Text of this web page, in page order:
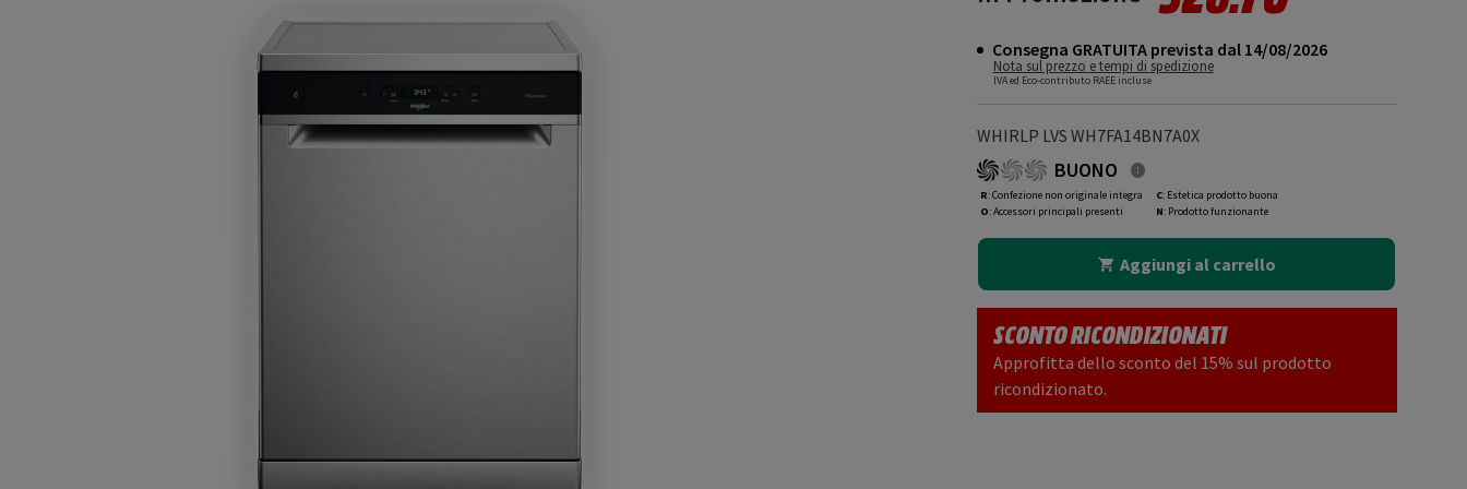
Consegna GRATUITA prevista dal 14/08/2026
Nota sul prezzo e tempi di spedizione
IVA ed Eco-contributo RAEE incluse
WHIRLP LVS WH7FA14BN7A0X
BUONO
R: Confezione non originale integra
O: Accessori principali presenti
C: Estetica prodotto buona
N: Prodotto funzionante
Aggiungi al carrello
SCONTO RICONDIZIONATI
Approfitta dello sconto del 15% sul prodotto
ricondizionato.